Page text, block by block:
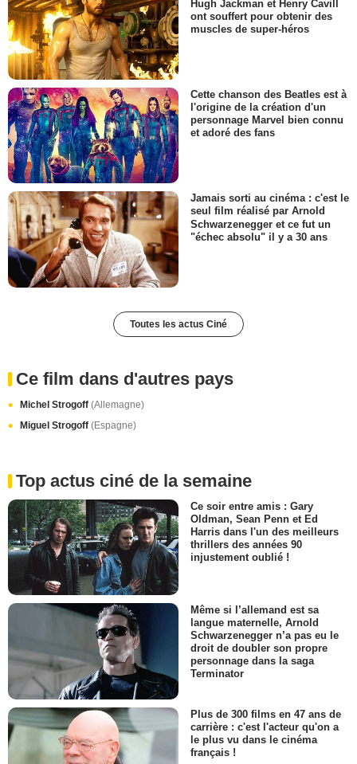
Hugh Jackman et Henry Cavill
ont souffert pour obtenir des
muscles de super-héros
Cette chanson des Beatles est à
l'origine de la création d'un
personnage Marvel bien connu
et adoré des fans
Jamais sorti au cinéma : c'est le
seul film réalisé par Arnold
Schwarzenegger et ce fut un
"échec absolu" il y a 30 ans
Toutes les actus Ciné
Ce film dans d'autres pays
Michel Strogoff (Allemagne)
Miguel Strogoff (Espagne)
Top actus ciné de la semaine
Ce soir entre amis : Gary
Oldman, Sean Penn et Ed
Harris dans l'un des meilleurs
thrillers des années 90
injustement oublié !
Même si l’allemand est sa
langue maternelle, Arnold
Schwarzenegger n’a pas eu le
droit de doubler son propre
personnage dans la saga
Terminator
Plus de 300 films en 47 ans de
carrière : c'est l'acteur qu'on a
le plus vu dans le cinéma
français !